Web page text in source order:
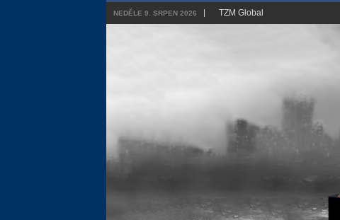
NEDĚLE 9. SRPEN 2026 TZM Global